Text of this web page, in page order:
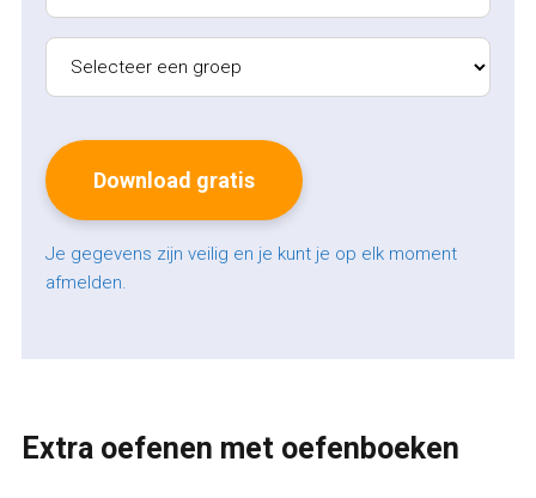
Je gegevens zijn veilig en je kunt je op elk moment
afmelden.
Extra oefenen met oefenboeken